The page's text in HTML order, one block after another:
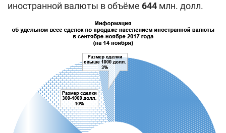
иностранной валюты в объёме 644 млн. долл.